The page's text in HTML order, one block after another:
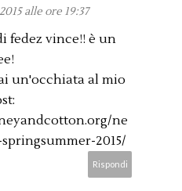
alle ore 19:37
fedez vince!! è un
un'occhiata al mio
ne
2015/
Rispondi